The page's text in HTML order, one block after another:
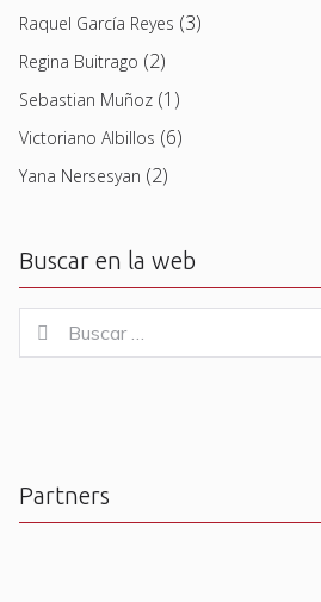
Raquel García Reyes (3)
Regina Buitrago (2)
Sebastian Muñoz (1)
Victoriano Albillos (6)
Yana Nersesyan (2)
Buscar en la web
for:
Buscar
Partners